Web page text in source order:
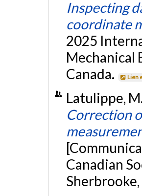
Inspecting
coordinate
2025
Mechanical
Canada.
Lien
Latulippe,
Correction
Canadian
Sherbrooke,